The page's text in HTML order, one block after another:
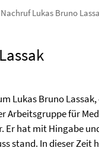
Nachruf Lukas Bruno
Lukas Bruno
für
Er hat mit Hingabe
stand. In dieser